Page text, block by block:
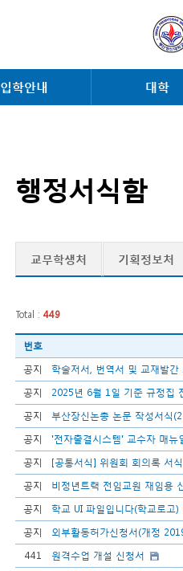
입학안내 대학
행정서식함
교무학생처 기획정보처
Total : 449
번호
공지
학술저서, 번역서 및 교재발
공지
2025년 6월 1일 기준 규정집
공지
부산장신논총 논문 작성서식
공지
'전자출결시스템' 교수자 매뉴
공지
[공통서식] 위원회 회의록 서
공지
비정년트랙 전임교원 재임용
공지
학교 UI 파일입니다(학교로고)
공지
외부활동허가신청서(개정
441
원격수업 개설 신청서